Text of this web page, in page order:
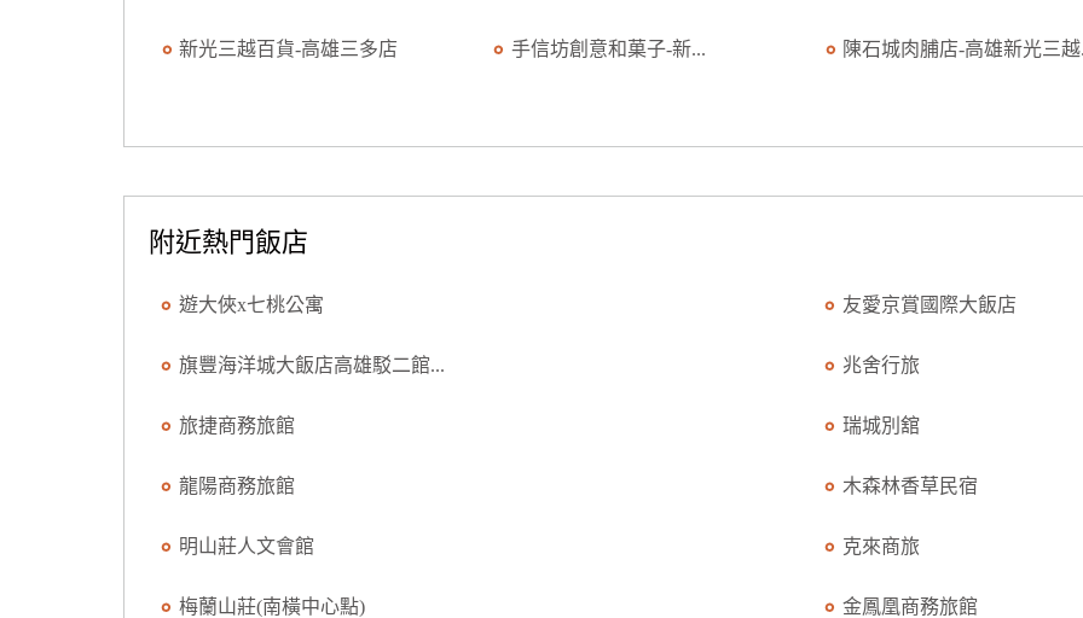
新光三越百貨-高雄三多店 手信坊創意和菓子-新... 陳石城肉脯店-高雄新光三越
附近熱門飯店
遊大俠x七桃公寓 友愛京賞國際大飯店
旗豐海洋城大飯店高雄駁二館... 兆舍行旅
旅捷商務旅館 瑞城別舘
龍陽商務旅館 木森林香草民宿
明山莊人文會館 克來商旅
梅蘭山莊(南橫中心點) 金鳳凰商務旅館